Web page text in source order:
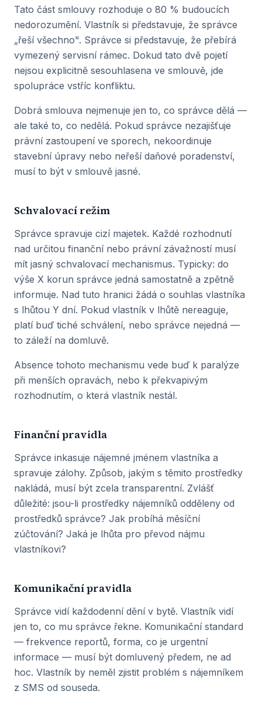
Tato část smlouvy rozhoduje o 80 % budoucích
nedorozumění. Vlastník si představuje, že správce
„řeší všechno". Správce si představuje, že přebírá
vymezený servisní rámec. Dokud tato dvě pojetí
nejsou explicitně sesouhlasena ve smlouvě, jde
spolupráce vstříc konfliktu.
Dobrá smlouva nejmenuje jen to, co správce dělá —
ale také to, co nedělá. Pokud správce nezajišťuje
právní zastoupení ve sporech, nekoordinuje
stavební úpravy nebo neřeší daňové poradenství,
musí to být v smlouvě jasné.
Schvalovací režim
Správce spravuje cizí majetek. Každé rozhodnutí
nad určitou finanční nebo právní závažností musí
mít jasný schvalovací mechanismus. Typicky: do
výše X korun správce jedná samostatně a zpětně
informuje. Nad tuto hranici žádá o souhlas vlastníka
s lhůtou Y dní. Pokud vlastník v lhůtě nereaguje,
platí buď tiché schválení, nebo správce nejedná —
to záleží na domluvě.
Absence tohoto mechanismu vede buď k paralýze
při menších opravách, nebo k překvapivým
rozhodnutím, o která vlastník nestál.
Finanční pravidla
Správce inkasuje nájemné jménem vlastníka a
spravuje zálohy. Způsob, jakým s těmito prostředky
nakládá, musí být zcela transparentní. Zvlášť
důležité: jsou-li prostředky nájemníků odděleny od
prostředků správce? Jak probíhá měsíční
zúčtování? Jaká je lhůta pro převod nájmu
vlastníkovi?
Komunikační pravidla
Správce vidí každodenní dění v bytě. Vlastník vidí
jen to, co mu správce řekne. Komunikační standard
— frekvence reportů, forma, co je urgentní
informace — musí být domluvený předem, ne ad
hoc. Vlastník by neměl zjistit problém s nájemníkem
z SMS od souseda.